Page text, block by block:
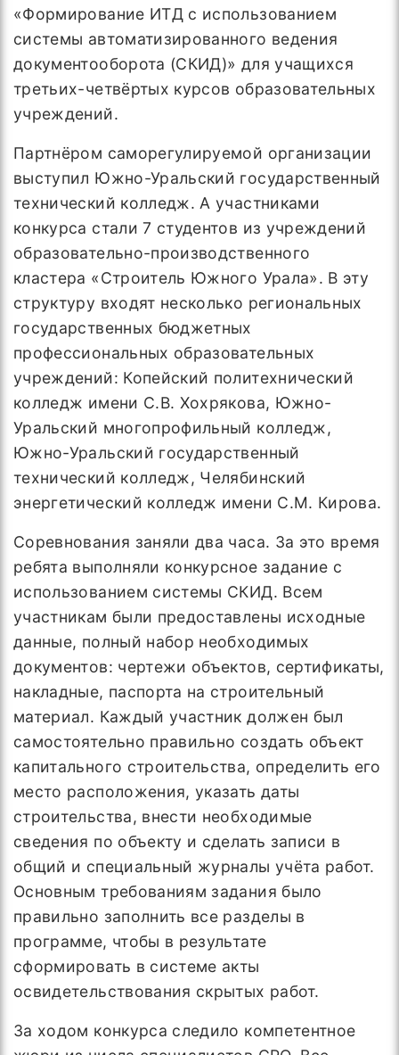
«Формирование ИТД с использованием
системы автоматизированного ведения
документооборота (СКИД)» для учащихся
третьих-четвёртых курсов образовательных
учреждений.
Партнёром саморегулируемой организации
выступил Южно-Уральский государственный
технический колледж. А участниками
конкурса стали 7 студентов из учреждений
образовательно-производственного
кластера «Строитель Южного Урала». В эту
структуру входят несколько региональных
государственных бюджетных
профессиональных образовательных
учреждений: Копейский политехнический
колледж имени С.В. Хохрякова, Южно-
Уральский многопрофильный колледж,
Южно-Уральский государственный
технический колледж, Челябинский
энергетический колледж имени С.М. Кирова.
Соревнования заняли два часа. За это время
ребята выполняли конкурсное задание с
использованием системы СКИД. Всем
участникам были предоставлены исходные
данные, полный набор необходимых
документов: чертежи объектов, сертификаты,
накладные, паспорта на строительный
материал. Каждый участник должен был
самостоятельно правильно создать объект
капитального строительства, определить его
место расположения, указать даты
строительства, внести необходимые
сведения по объекту и сделать записи в
общий и специальный журналы учёта работ.
Основным требованиям задания было
правильно заполнить все разделы в
программе, чтобы в результате
сформировать в системе акты
освидетельствования скрытых работ.
За ходом конкурса следило компетентное